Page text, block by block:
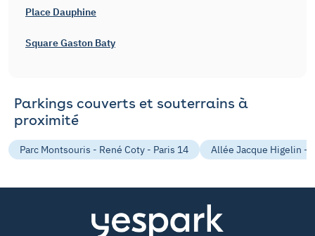
Place Dauphine
Square Gaston Baty
Parkings couverts et souterrains à
proximité
Parc Montsouris - René Coty - Paris 14 Allée Jacque Higelin -